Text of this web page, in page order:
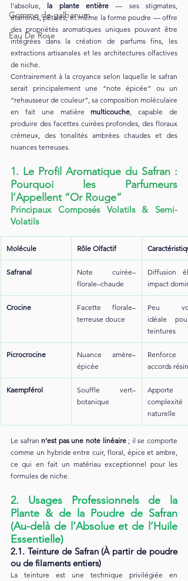
Gomme de galbanum
Eau De Rose
l’absolue, la plante entière — ses stigmates,
étamines, pétales, et même la forme poudre — offre
des propriétés aromatiques uniques pouvant être
intégrées dans la création de parfums fins, les
extractions artisanales et les architectures olfactives
de niche.
Contrairement à la croyance selon laquelle le safran
serait principalement une “note épicée” ou un
“rehausseur de couleur”, sa composition moléculaire
en fait une matière multicouche , capable de
produire des facettes cuirées profondes, des floraux
crémeux, des tonalités ambrées chaudes et des
nuances terreuses.
1. Le Profil Aromatique du Safran :
Pourquoi les Parfumeurs
l’Appellent “Or Rouge”
Principaux Composés Volatils & Semi-
Volatils
Molécule Rôle Olfactif
Safranal
Note cuirée–
florale–chaude
Diffusion
impact
Crocine
Facette florale–
terreuse douce
Peu
idéale
teintures
Picrocrocine
Nuance amère–
épicée
accords
Kaempférol
Souffle vert–
botanique
Apporte
complexité
naturelle
Le safran n’est pas une note linéaire ; il se comporte
comme un hybride entre cuir, floral, épice et ambre,
ce qui en fait un matériau exceptionnel pour les
formules de niche.
2. Usages Professionnels de la
Plante & de la Poudre de Safran
(Au-delà de l’Absolue et de l’Huile
Essentielle)
2.1. Teinture de Safran (À partir de poudre
ou de filaments entiers)
La teinture est une technique privilégiée en